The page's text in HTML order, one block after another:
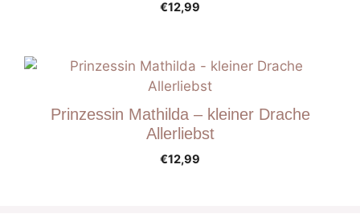
€12,99
Prinzessin Mathilda – kleiner Drache
Allerliebst
€12,99